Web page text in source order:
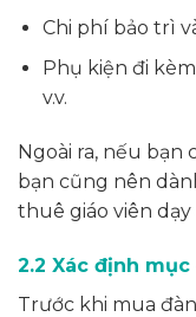
Chi phí bảo trì
Phụ kiện đi
v.v.
Ngoài ra, nếu bạn
bạn cũng nên
thuê giáo viên dạy
2.2 Xác định
Trước khi mua